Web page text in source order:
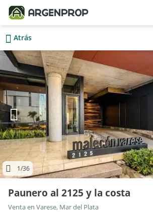
Atrás
1/36
Paunero al 2125 y la costa
Venta en Varese, Mar del Plata